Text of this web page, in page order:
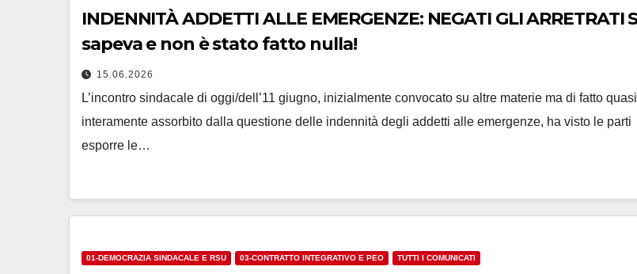
INDENNITÀ ADDETTI ALLE EMERGENZE: NEGATI GLI ARRETRATI Si
sapeva e non è stato fatto nulla!
15.06.2026
L’incontro sindacale di oggi/dell’11 giugno, inizialmente convocato su altre materie ma di fatto quasi
interamente assorbito dalla questione delle indennità degli addetti alle emergenze, ha visto le parti
esporre le…
01-DEMOCRAZIA SINDACALE E RSU 03-CONTRATTO INTEGRATIVO E PEO TUTTI I COMUNICATI